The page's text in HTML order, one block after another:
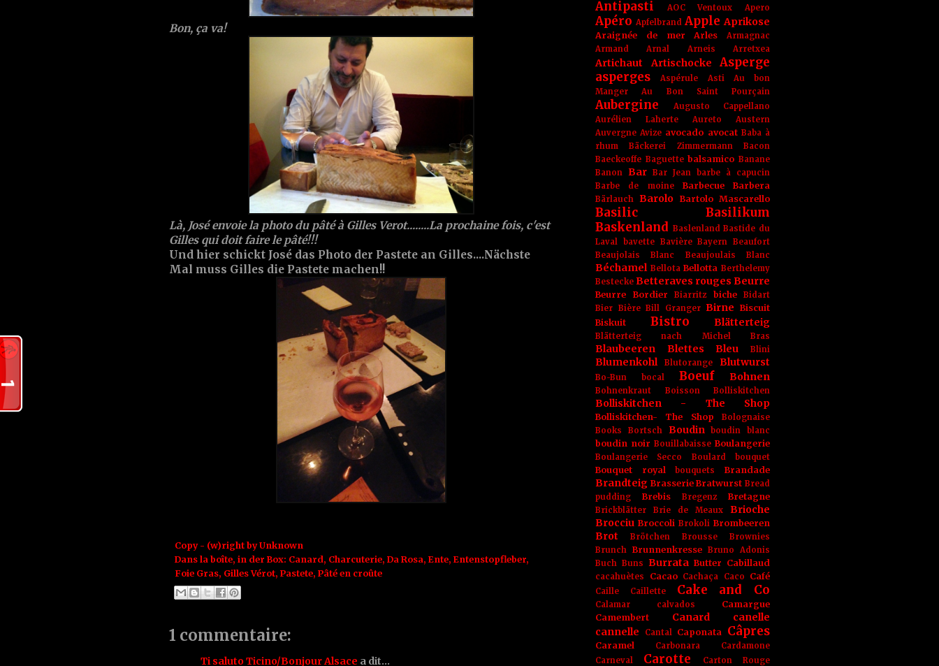
Bon, ça va!
Là, José envoie la photo du pâté à Gilles Verot........La prochaine fois, c'est
Gilles qui doit faire le pâté!!!
Und hier schickt José das Photo der Pastete an Gilles....Nächste
Mal muss Gilles die Pastete machen!!
Copy - (w)right byUnknown
Dans la boîte, in der Box: Canard, Charcuterie, Da Rosa, Ente, Entenstopfleber,
Foie Gras, Gilles Vérot, Pastete, Pâté en croûte
1 commentaire:
Ti saluto Ticino/Bonjour Alsace a dit…
Antipasti AOC Ventoux Apero
Apéro Apfelbrand Apple Aprikose
Araignée de mer Arles
Armagnac
Armand Arnal
Arneis Arretxea
Artichaut Artischocke
Asperge
asperges
Aspérule Asti
Au bon
Manger
Au Bon Saint Pourçain
Aubergine
Augusto Cappellano
Aurélien Laherte
Aureto
Austern
Auvergne Avize avocado avocat Baba à
rhum
Bäckerei Zimmermann
Bacon
Baeckeoffe Baguette balsamico Banane
Banon Bar Bar Jean
barbe à capucin
Barbe de moine
Barbecue Barbera
Bärlauch Barolo Bartolo Mascarello
Basilic
Basilikum
Baskenland Baslenland Bastide du
Laval
bavette Bavière Bayern Beaufort
Beaujolais Blanc
Beaujoulais Blanc
Béchamel Bellota Bellotta Berthelemy
Bestecke Betteraves rouges Beurre
Beurre Bordier Biarritz biche
Bidart
Bier Bière Bill Granger Birne
Biscuit
Biskuit
Bistro Blätterteig
Blätterteig nach Michel Bras
Blaubeeren Blettes Bleu Blini
Blumenkohl Blutorange Blutwurst
Bo-Bun bocal Boeuf Bohnen
Bohnenkraut Boisson Bolliskitchen
Bolliskitchen - The Shop
Bolliskitchen- The Shop
Bolognaise
Books
Bortsch Boudin boudin blanc
boudin noir Bouillabaisse Boulangerie
Boulangerie Secco Boulard bouquet
Bouquet royal bouquets Brandade
Brandteig Brasserie Bratwurst Bread
pudding
Brebis Bregenz Bretagne
Brickblätter Brie de Meaux
Brioche
Brocciu Broccoli Brokoli Brombeeren
Brot Brötchen Brousse
Brownies
Brunch Brunnenkresse Bruno Adonis
Buch Buns Burrata Butter Cabillaud
cacahuètes Cacao Cachaça Caco Café
Caille Caillette Cake and Co
Calamar calvados
Camargue
Camembert
Canard
canelle
cannelle
Cantal Caponata Câpres
Caramel Carbonara
Cardamone
Carneval
Carotte Carton Rouge